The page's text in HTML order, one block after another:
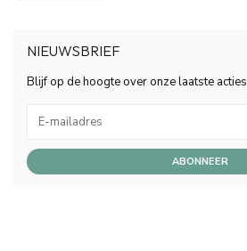
NIEUWSBRIEF
Blijf op de hoogte over onze laatste acties
ABONNEER